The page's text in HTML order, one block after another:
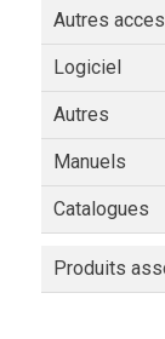
Autres
Logiciel
Autres
Manuels
Catalogues
Produits